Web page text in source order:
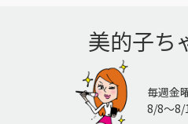
美的子ち
毎週金
8/8〜8/